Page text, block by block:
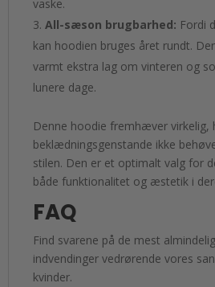
vaske.
All-sæson brugbarhed: Fordi
kan hoodien bruges året rundt.
varmt ekstra lag om vinteren og
lunere dage.
Denne hoodie fremhæver virkelig,
beklædningsgenstande ikke
stilen. Den er et optimalt valg for
både funktionalitet og æstetik i
FAQ
Find svarene på de mest
indvendinger vedrørende vores
kvinder.